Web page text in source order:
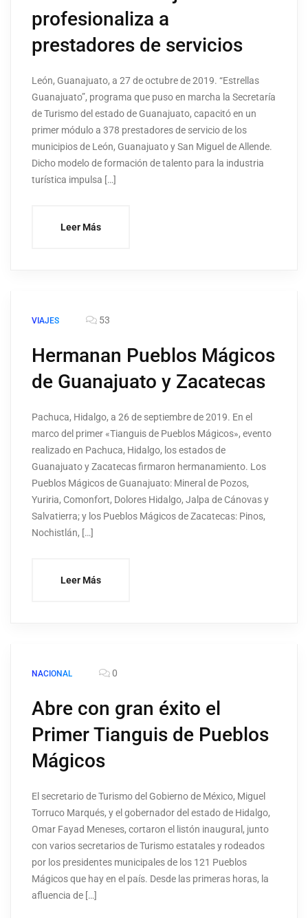
profesionaliza a
prestadores de servicios
León, Guanajuato, a 27 de octubre de 2019. “Estrellas
Guanajuato”, programa que puso en marcha la Secretaría
de Turismo del estado de Guanajuato, capacitó en un
primer módulo a 378 prestadores de servicio de los
municipios de León, Guanajuato y San Miguel de Allende.
Dicho modelo de formación de talento para la industria
turística impulsa […]
Leer Más
VIAJES 53
Hermanan Pueblos Mágicos
de Guanajuato y Zacatecas
Pachuca, Hidalgo, a 26 de septiembre de 2019. En el
marco del primer «Tianguis de Pueblos Mágicos», evento
realizado en Pachuca, Hidalgo, los estados de
Guanajuato y Zacatecas firmaron hermanamiento. Los
Pueblos Mágicos de Guanajuato: Mineral de Pozos,
Yuriria, Comonfort, Dolores Hidalgo, Jalpa de Cánovas y
Salvatierra; y los Pueblos Mágicos de Zacatecas: Pinos,
Nochistlán, […]
Leer Más
NACIONAL 0
Abre con gran éxito el
Primer Tianguis de Pueblos
Mágicos
El secretario de Turismo del Gobierno de México, Miguel
Torruco Marqués, y el gobernador del estado de Hidalgo,
Omar Fayad Meneses, cortaron el listón inaugural, junto
con varios secretarios de Turismo estatales y rodeados
por los presidentes municipales de los 121 Pueblos
Mágicos que hay en el país. Desde las primeras horas, la
afluencia de […]